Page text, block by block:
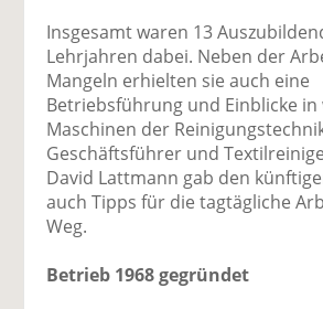
Insgesamt waren 13
Lehrjahren dabei. Neben der
Mangeln erhielten sie auch eine
Betriebsführung und Einblicke in
Maschinen der
Geschäftsführer und
David Lattmann gab den
auch Tipps für die tagtägliche
Weg.
Betrieb 1968 gegründet